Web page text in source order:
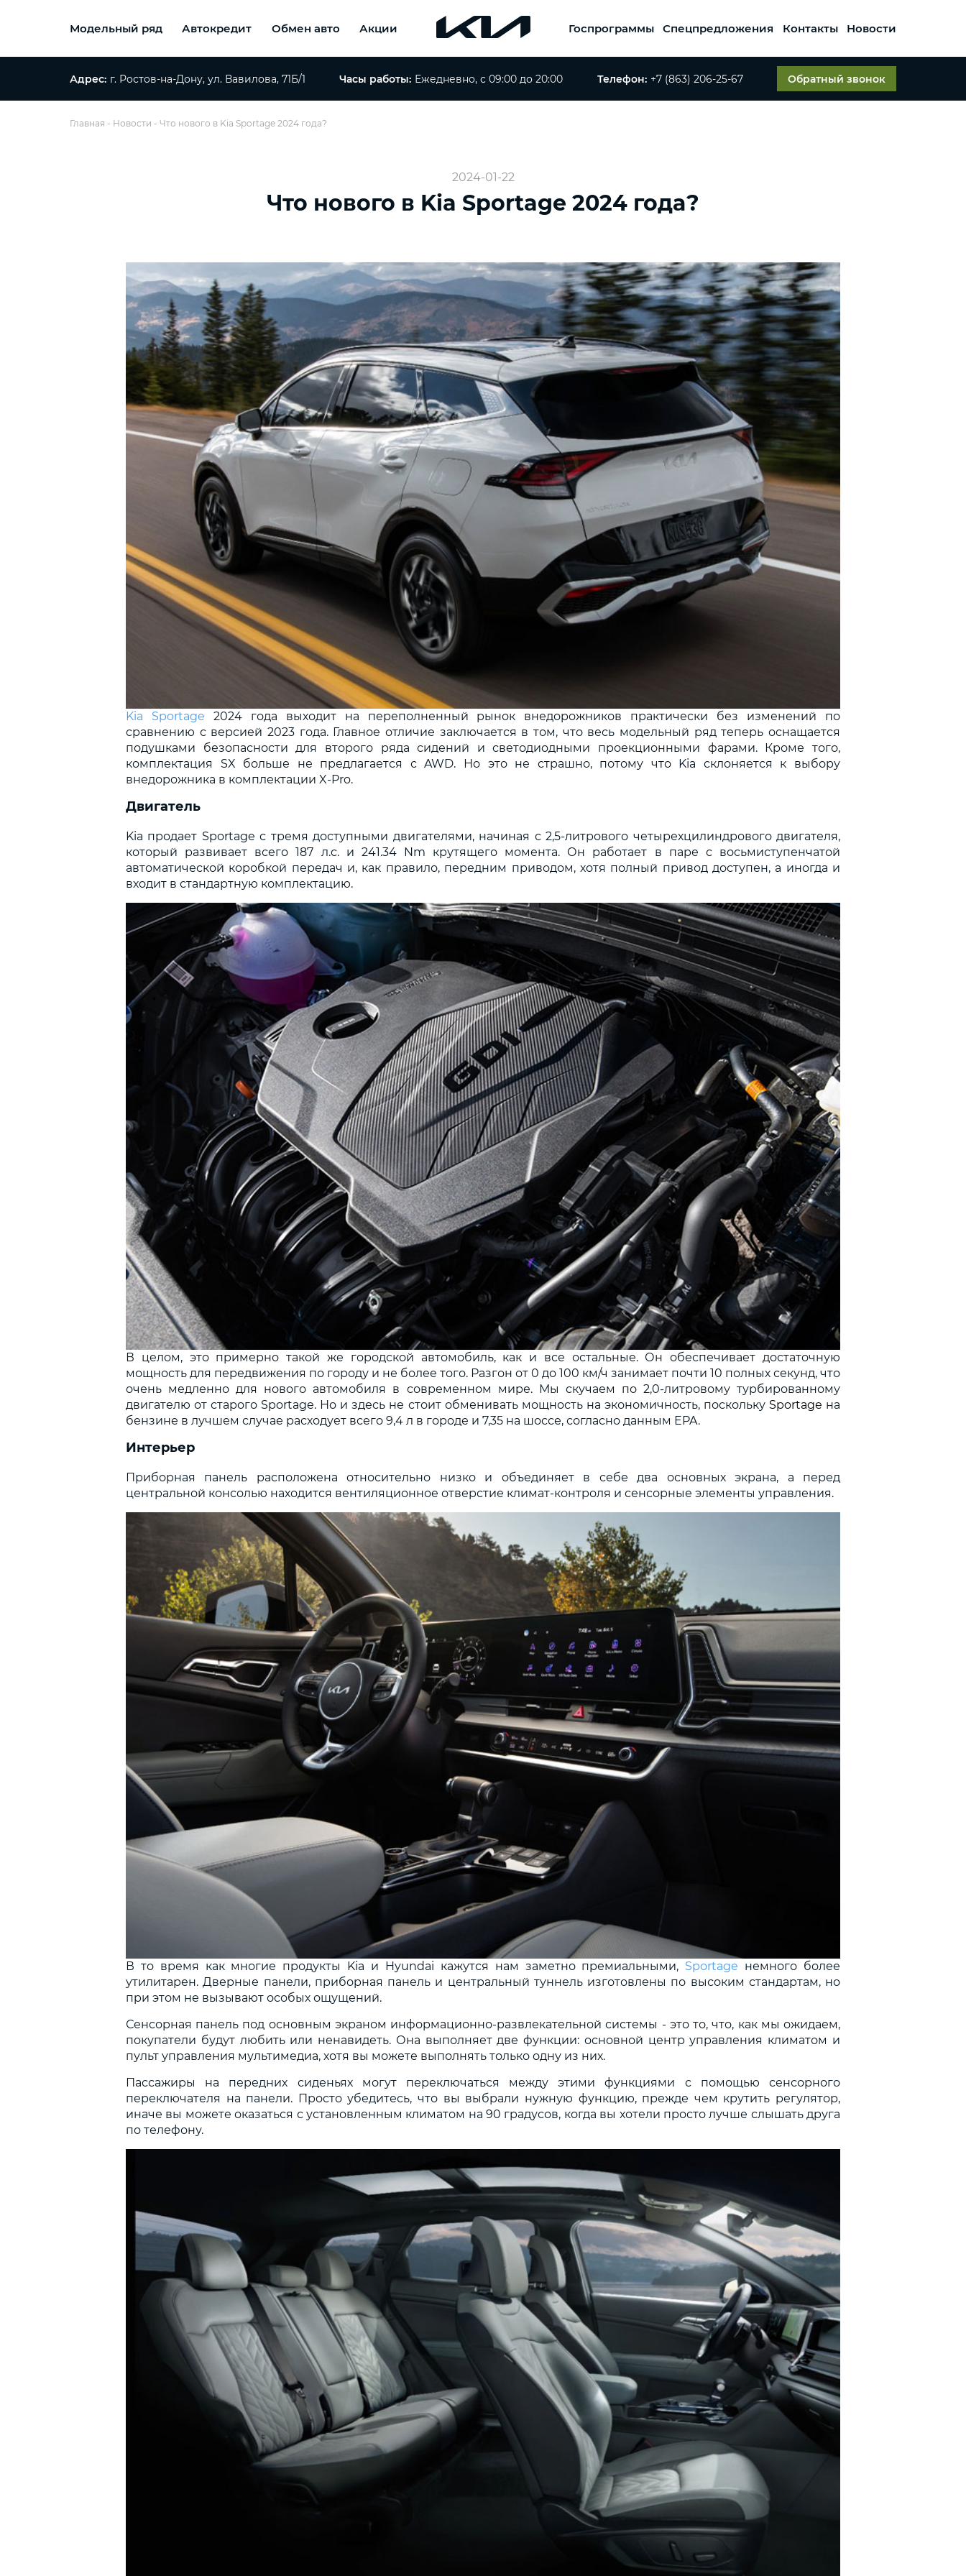
Модельный ряд Автокредит Обмен авто Акции Госпрограммы Спецпредложения Контакты Новости
Адрес: г. Ростов-на-Дону, ул. Вавилова, 71Б/1 Часы работы: Ежедневно, с 09:00 до 20:00 Телефон: +7 (863) 206-25-67 Обратный звонок
Главная Новости Что нового в Kia Sportage 2024 года?
2024-01-22
Что нового в Kia Sportage 2024 года?
Kia Sportage 2024 года выходит на переполненный рынок внедорожников практически без изменений по
сравнению с версией 2023 года. Главное отличие заключается в том, что весь модельный ряд теперь оснащается
подушками безопасности для второго ряда сидений и светодиодными проекционными фарами. Кроме того,
комплектация SX больше не предлагается с AWD. Но это не страшно, потому что Kia склоняется к выбору
внедорожника в комплектации X-Pro.
Двигатель
Kia продает Sportage с тремя доступными двигателями, начиная с 2,5-литрового четырехцилиндрового двигателя,
который развивает всего 187 л.с. и 241.34 Nm крутящего момента. Он работает в паре с восьмиступенчатой
автоматической коробкой передач и, как правило, передним приводом, хотя полный привод доступен, а иногда и
входит в стандартную комплектацию.
В целом, это примерно такой же городской автомобиль, как и все остальные. Он обеспечивает достаточную
мощность для передвижения по городу и не более того. Разгон от 0 до 100 км/ч занимает почти 10 полных секунд, что
очень медленно для нового автомобиля в современном мире. Мы скучаем по 2,0-литровому турбированному
двигателю от старого Sportage. Но и здесь не стоит обменивать мощность на экономичность, поскольку Sportage на
бензине в лучшем случае расходует всего 9,4 л в городе и 7,35 на шоссе, согласно данным EPA.
Интерьер
Приборная панель расположена относительно низко и объединяет в себе два основных экрана, а перед
центральной консолью находится вентиляционное отверстие климат-контроля и сенсорные элементы управления.
В то время как многие продукты Kia и Hyundai кажутся нам заметно премиальными, Sportage немного более
утилитарен. Дверные панели, приборная панель и центральный туннель изготовлены по высоким стандартам, но
при этом не вызывают особых ощущений.
Сенсорная панель под основным экраном информационно-развлекательной системы - это то, что, как мы ожидаем,
покупатели будут любить или ненавидеть. Она выполняет две функции: основной центр управления климатом и
пульт управления мультимедиа, хотя вы можете выполнять только одну из них.
Пассажиры на передних сиденьях могут переключаться между этими функциями с помощью сенсорного
переключателя на панели. Просто убедитесь, что вы выбрали нужную функцию, прежде чем крутить регулятор,
иначе вы можете оказаться с установленным климатом на 90 градусов, когда вы хотели просто лучше слышать друга
по телефону.